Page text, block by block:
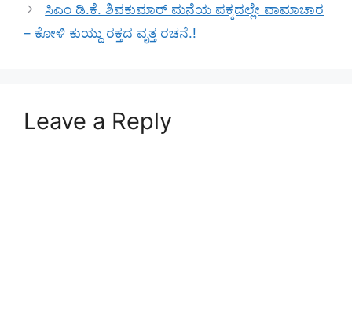
ಸಿಎಂ ಡಿ.ಕೆ. ಶಿವಕುಮಾರ್‌ ಮನೆಯ ಪಕ್ಕದಲ್ಲೇ ವಾಮಾಚಾರ
– ಕೋಳಿ ಕುಯ್ದು ರಕ್ತದ ವೃತ್ತ ರಚನೆ.!
Leave a Reply